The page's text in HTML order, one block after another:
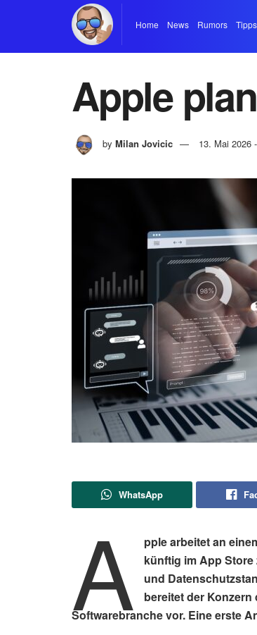
Home News Rumors
Apple
by Milan Jovicic 13. Mai 2026
WhatsApp
A
pple arbeitet an
künftig im App
und
bereitet der
Softwarebranche vor. Eine erste